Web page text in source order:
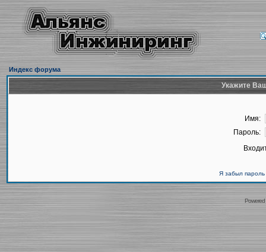
Индекс форума
Укажите
Имя:
Пароль:
Я забыл пароль